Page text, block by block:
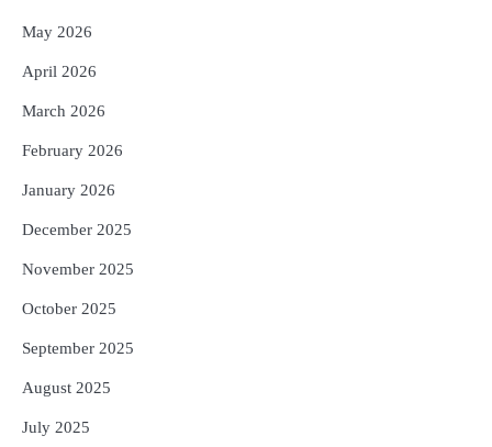
5
May 2026
April 2026
March 2026
February 2026
January 2026
December 2025
November 2025
October 2025
September 2025
August 2025
July 2025